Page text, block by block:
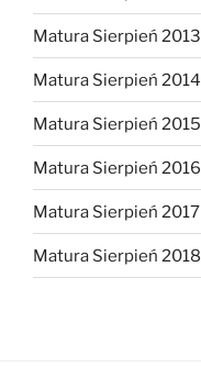
Matura Sierpień 2013
Matura Sierpień 2014
Matura Sierpień 2015
Matura Sierpień 2016
Matura Sierpień 2017
Matura Sierpień 2018